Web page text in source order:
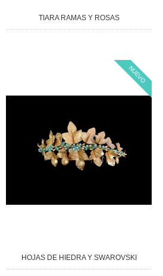
TIARA RAMAS Y ROSAS
NUEVO
HOJAS DE HIEDRA Y SWAROVSKI